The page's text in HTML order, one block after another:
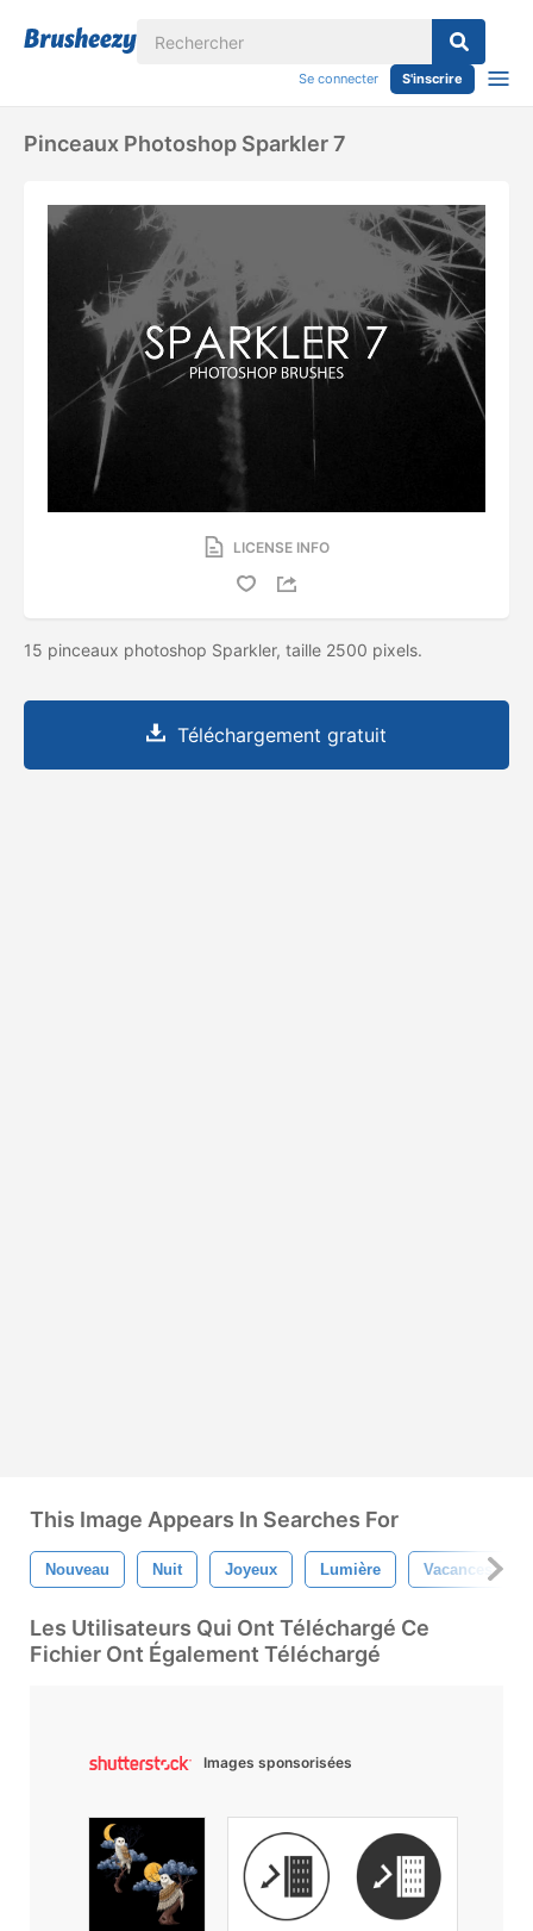
Se connecter S'inscrire
Pinceaux Photoshop Sparkler 7
LICENSE INFO
15 pinceaux photoshop Sparkler, taille 2500 pixels.
Téléchargement gratuit
This Image Appears In Searches For
Nouveau Nuit Joyeux Lumière Vacances
Les Utilisateurs Qui Ont Téléchargé Ce
Fichier Ont Également Téléchargé
Images sponsorisées